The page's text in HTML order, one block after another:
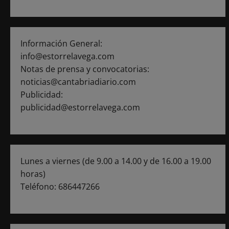
s
Información General:
info@estorrelavega.com
Notas de prensa y convocatorias:
noticias@cantabriadiario.com
Publicidad:
publicidad@estorrelavega.com
Lunes a viernes (de 9.00 a 14.00 y de 16.00 a 19.00
horas)
Teléfono: 686447266